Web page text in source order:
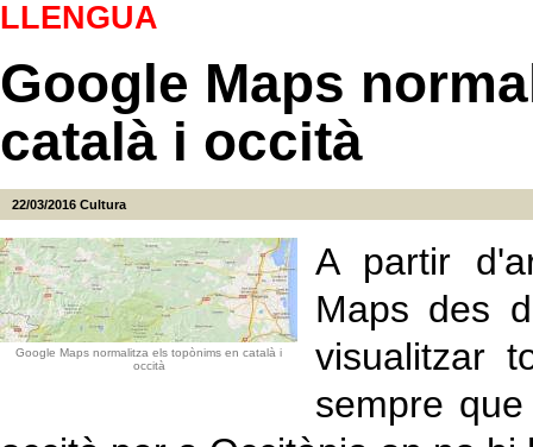
LLENGUA
Google Maps
català i occità
22/03/2016 Cultura
Google Maps normalitza els topònims en català i
occità
A partir
Maps des
visualitzar
sempre